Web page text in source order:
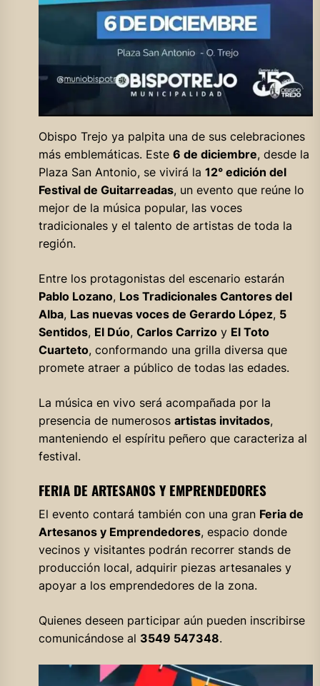
Obispo Trejo ya palpita una de sus celebraciones
más emblemáticas. Este 6 de diciembre, desde la
Plaza San Antonio, se vivirá la 12° edición del
Festival de Guitarreadas, un evento que reúne lo
mejor de la música popular, las voces
tradicionales y el talento de artistas de toda la
región.
Entre los protagonistas del escenario estarán
Pablo Lozano, Los Tradicionales Cantores del
Alba, Las nuevas voces de Gerardo López, 5
Sentidos, El Dúo, Carlos Carrizoy El Toto
Cuarteto, conformando una grilla diversa que
promete atraer a público de todas las edades.
La música en vivo será acompañada por la
presencia de numerosos artistas invitados,
manteniendo el espíritu peñero que caracteriza al
festival.
FERIA DE ARTESANOS Y EMPRENDEDORES
El evento contará también con una gran Feria de
Artesanos y Emprendedores, espacio donde
vecinos y visitantes podrán recorrer stands de
producción local, adquirir piezas artesanales y
apoyar a los emprendedores de la zona.
Quienes deseen participar aún pueden inscribirse
comunicándose al 3549 547348.